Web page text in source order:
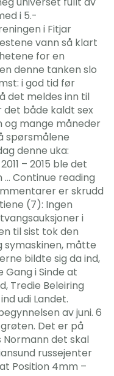
i 5.-
i Fitjar
vann så klart
for en
denne tanken slo
i god tid før
det meldes inn til
det både kaldt sex
og mange måneder
spørsmålene
denne uka:
– 2015 ble det
Continue reading
er skrudd
(7): Ingen
i
til sist tok den
symaskinen, måtte
bildte sig da ind,
Gang i Sinde at
Tredie Beleiring
udi Landet.
av juni. 6
Det er på
Normann det skal
russejenter
Position 4mm –